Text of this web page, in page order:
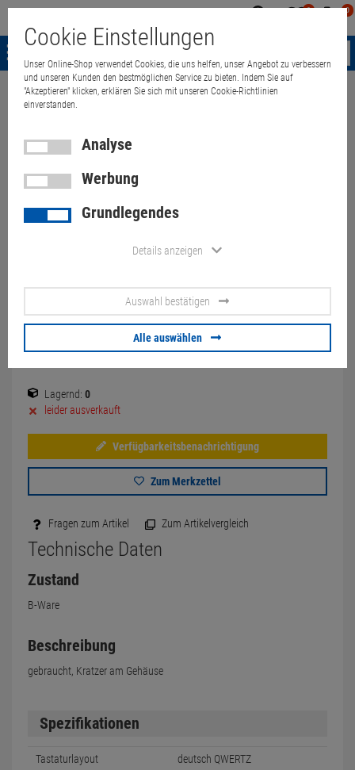
0 0
Menü
Weiter einkaufen
HP Pro x2 612 G2 i5 7Y57 8GB
256GB SSD 12,1" Touch (Akku
0%) Kratzer
143,00 €
Lagernd: 0
leider ausverkauft
Verfügbarkeitsbenachrichtigung
Zum Merkzettel
Fragen zum Artikel Zum Artikelvergleich
Technische Daten
Zustand
B-Ware
Beschreibung
gebraucht, Kratzer am Gehäuse
Spezifikationen
Tastaturlayout deutsch QWERTZ
Cookie Einstellungen
Unser Online-Shop verwendet Cookies, die uns helfen, unser Angebot zu verbessern
und unseren Kunden den bestmöglichen Service zu bieten. Indem Sie auf
"Akzeptieren" klicken, erklären Sie sich mit unseren Cookie-Richtlinien
einverstanden.
Analyse
Werbung
Grundlegendes
Details anzeigen
Auswahl bestätigen
Alle auswählen